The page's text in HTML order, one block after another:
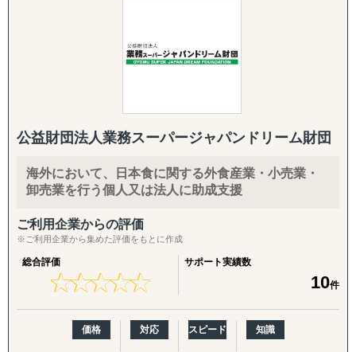
なたのビジネスに、新たな可能性と効率性をもたらすパー
トナーであり続けます。
■貿易・物流業務
・輸出入事業の立ち上げ・手続き
・コスト削減の戦略立案と実行
■行政書士業務
・各種許認可の取得
・入国管理手続き
・補助金申請サポート
私たちは、あなたの今日を支え、明日への道を共に切り
公益財団法人業務スーパージャパンドリーム財団
海外において、日本食に関する外食産業・小売業・
卸売業を行う個人又は法人に助成支援
ご利用企業からの評価
※ご利用企業から集めた評価をもとに作成
総合評価
★★★★★
★★★★★
サポート実績数
10件
価格 対応 スピード 知識